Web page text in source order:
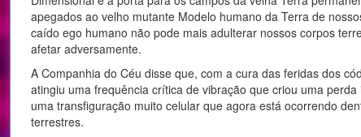
apegados ao velho mutante Modelo humano da Terra de
caído ego humano não pode mais adulterar nossos corpos
afetar adversamente.
A Companhia do Céu disse que, com a cura das feridas dos
atingiu uma frequência crítica de vibração que criou uma
uma transfiguração muito celular que agora está ocorrendo
terrestres.